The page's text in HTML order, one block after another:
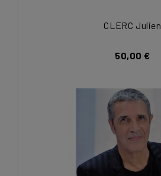
CLERC Julien
50,00 €